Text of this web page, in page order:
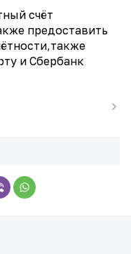
счёт
предоставить
и Сбербанк